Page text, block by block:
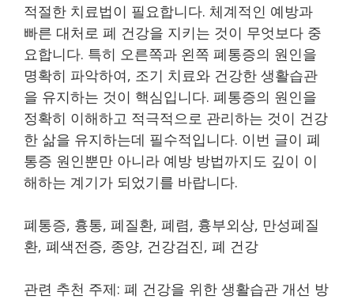
적절한 치료법이 필요합니다. 체계적인 예방과
빠른 대처로 폐 건강을 지키는 것이 무엇보다 중
요합니다. 특히 오른쪽과 왼쪽 폐통증의 원인을
명확히 파악하여, 조기 치료와 건강한 생활습관
을 유지하는 것이 핵심입니다. 폐통증의 원인을
정확히 이해하고 적극적으로 관리하는 것이 건강
한 삶을 유지하는데 필수적입니다. 이번 글이 폐
통증 원인뿐만 아니라 예방 방법까지도 깊이 이
해하는 계기가 되었기를 바랍니다.
폐통증, 흉통, 폐질환, 폐렴, 흉부외상, 만성폐질
환, 폐색전증, 종양, 건강검진, 폐 건강
관련 추천 주제: 폐 건강을 위한 생활습관 개선 방